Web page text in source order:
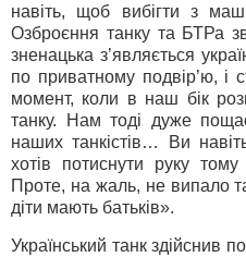
навіть, щоб вибігти з
Озброєння танку та БТРа
зненацька з’являється
по приватному подвір’ю,
момент, коли в наш бік
танку. Нам тоді дуже
наших танкістів… Ви
хотів потиснути руку
Проте, на жаль, не випало
діти мають батьків».
Український танк здійснив